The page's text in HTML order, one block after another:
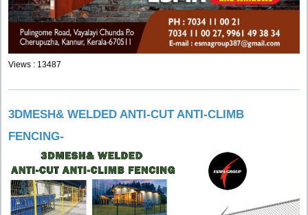
Views : 13487
3DMESH& WELDED ANTI-CUT ANTI-CLIMB
FENCING-